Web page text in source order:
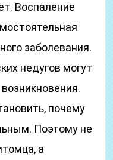
Воспаление
заболевания.
недугов могут
почему
Поэтому не
а